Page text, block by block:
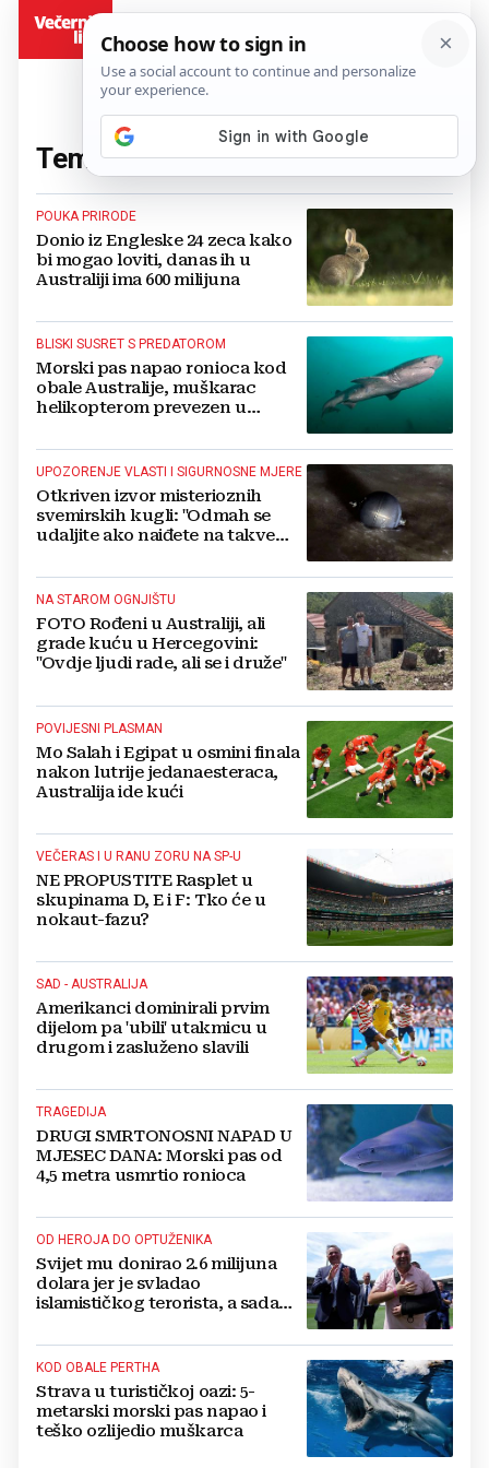
Tema:Australija(131 članaka)
POUKA PRIRODE
Donio iz Engleske 24 zeca kako
bi mogao loviti, danas ih u
Australiji ima 600 milijuna
BLISKI SUSRET S PREDATOROM
Morski pas napao ronioca kod
obale Australije, muškarac
helikopterom prevezen u
UPOZORENJE VLASTI I SIGURNOSNE MJERE
Otkriven izvor misterioznih
svemirskih kugli: "Odmah se
udaljite ako naiđete na takve
NA STAROM OGNJIŠTU
FOTO Rođeni u Australiji, ali
grade kuću u Hercegovini:
"Ovdje ljudi rade, ali se i druže"
POVIJESNI PLASMAN
Mo Salah i Egipat u osmini finala
nakon lutrije jedanaesteraca,
Australija ide kući
VEČERAS I U RANU ZORU NA SP-U
NE PROPUSTITE Rasplet u
skupinama D, E i F: Tko će u
nokaut-fazu?
SAD - AUSTRALIJA
Amerikanci dominirali prvim
dijelom pa 'ubili' utakmicu u
drugom i zasluženo slavili
TRAGEDIJA
DRUGI SMRTONOSNI NAPAD U
MJESEC DANA: Morski pas od
4,5 metra usmrtio ronioca
OD HEROJA DO OPTUŽENIKA
Svijet mu donirao 2.6 milijuna
dolara jer je svladao
islamističkog terorista, a sada
KOD OBALE PERTHA
Strava u turističkoj oazi: 5-
metarski morski pas napao i
teško ozlijedio muškarca